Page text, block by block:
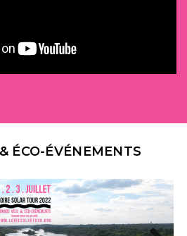
ÉCO-ÉVÉNEMENTS